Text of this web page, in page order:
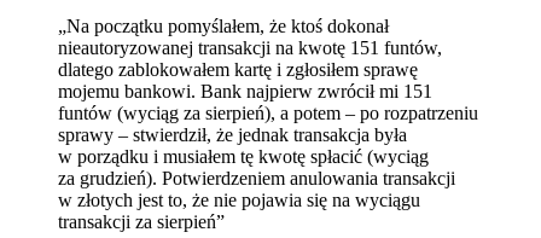
„Na początku pomyślałem, że ktoś dokonał
nieautoryzowanej transakcji na kwotę 151 funtów,
dlatego zablokowałem kartę i zgłosiłem sprawę
mojemu bankowi. Bank najpierw zwrócił mi 151
funtów (wyciąg za sierpień), a potem – po rozpatrzeniu
sprawy – stwierdził, że jednak transakcja była
w porządku i musiałem tę kwotę spłacić (wyciąg
za grudzień). Potwierdzeniem anulowania transakcji
w złotych jest to, że nie pojawia się na wyciągu
transakcji za sierpień”